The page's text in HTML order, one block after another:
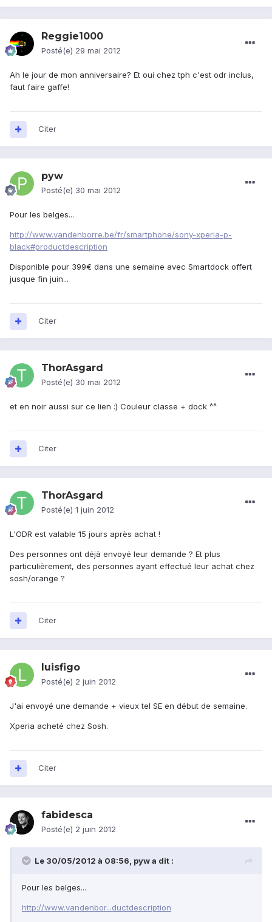
Reggie1000
Posté(e) 29 mai 2012
Ah le jour de mon anniversaire? Et oui chez tph c'est odr inclus,
faut faire gaffe!
Citer
pyw
Posté(e) 30 mai 2012
Pour les belges...
http://www.vandenborre.be/fr/smartphone/sony-xperia-p-
black#productdescription
Disponible pour 399€ dans une semaine avec Smartdock offert
jusque fin juin...
Citer
ThorAsgard
Posté(e) 30 mai 2012
et en noir aussi sur ce lien :) Couleur classe + dock ^^
Citer
ThorAsgard
Posté(e) 1 juin 2012
L'ODR est valable 15 jours après achat !
Des personnes ont déjà envoyé leur demande ? Et plus
particulièrement, des personnes ayant effectué leur achat chez
sosh/orange ?
Citer
luisfigo
Posté(e) 2 juin 2012
J'ai envoyé une demande + vieux tel SE en début de semaine.
Xperia acheté chez Sosh.
Citer
fabidesca
Posté(e) 2 juin 2012
Le 30/05/2012 à 08:56, pyw a dit :
Pour les belges...
http://www.vandenbor...ductdescription